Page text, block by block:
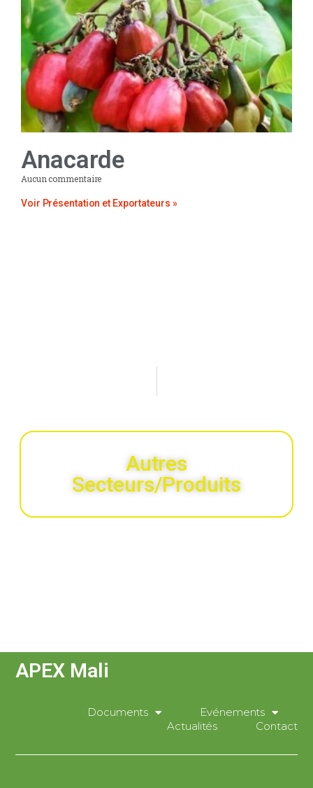
Anacarde
Aucun commentaire
Voir Présentation et Exportateurs »
Autres
Secteurs/Produits
APEX Mali
Documents
Evénements
Actualités
Contact